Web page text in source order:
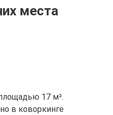
места
17 м².
в коворкинге